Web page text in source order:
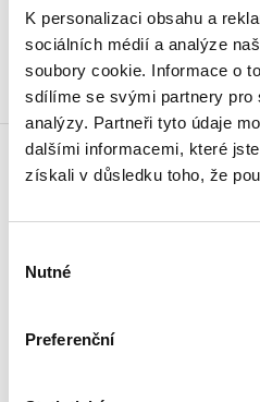
K personalizaci obsahu a
sociálních médií a analýze
soubory cookie. Informace o
sdílíme se svými partnery pro
analýzy. Partneři tyto údaje
dalšími informacemi, které
získali v důsledku toho, že
souhlasu
Nutné
Preferenční
Doprava
při nákupu nad